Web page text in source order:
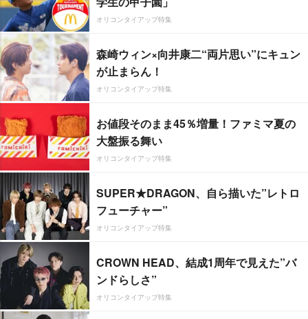
オリコンタイアップ特集
森崎ウィン×向井康二“両片思い”にキュン
が止まらん！
オリコンタイアップ特集
お値段そのまま45％増量！ファミマ夏の
大盤振る舞い
オリコンタイアップ特集
SUPER★DRAGON、自ら描いた”レトロ
フューチャー”
オリコンタイアップ特集
CROWN HEAD、結成1周年で見えた”バ
ンドらしさ”
オリコンタイアップ特集